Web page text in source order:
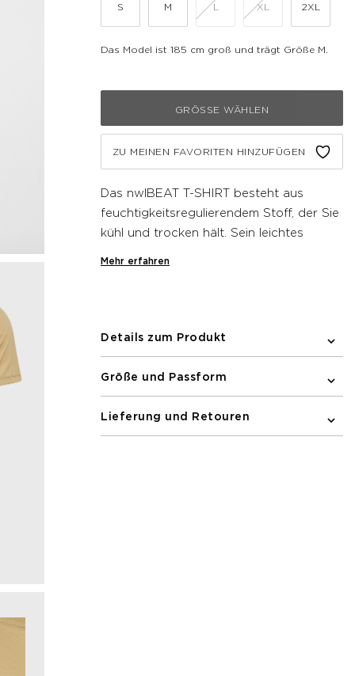
S M L XL 2XL
Das Model ist 185 cm groß und trägt Größe M.
GRÖSSE WÄHLEN
ZU MEINEN FAVORITEN HINZUFÜGEN
Das nwlBEAT T-SHIRT besteht aus
feuchtigkeitsregulierendem Stoff, der Sie
kühl und trocken hält. Sein leichtes
Mehr erfahren
Details zum Produkt
Größe und Passform
Lieferung und Retouren